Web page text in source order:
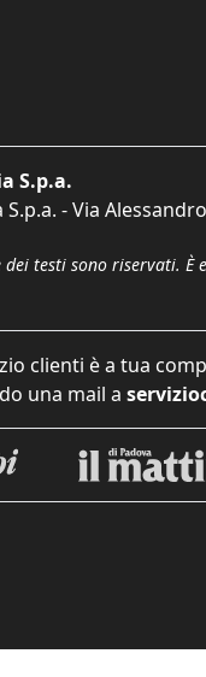
S.p.a.
- Via Alessandro
testi sono riservati. È
clienti è a tua
una mail a